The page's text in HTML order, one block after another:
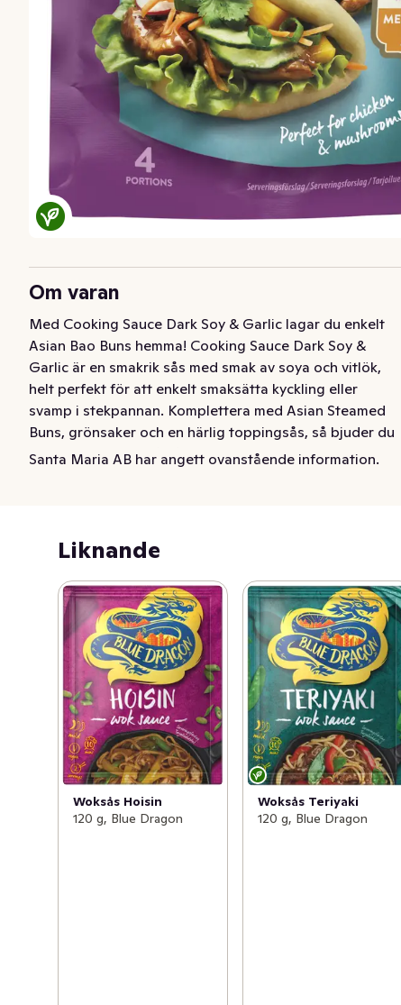
Om varan
Med Cooking Sauce Dark Soy & Garlic lagar du enkelt
Asian Bao Buns hemma! Cooking Sauce Dark Soy &
Garlic är en smakrik sås med smak av soya och vitlök,
helt perfekt för att enkelt smaksätta kyckling eller
svamp i stekpannan. Komplettera med Asian Steamed
Buns, grönsaker och en härlig toppingsås, så bjuder du
familj och vänner på något gott, nytt och spännande! -
Asian Bao Buns hemma! Cooking Sauce Dark Soy &
helt perfekt för att enkelt smaksätta kyckling eller
svamp i stekpannan. Komplettera med Asian Steamed
Buns, grönsaker och en härlig toppingsås, så bjuder du
familj och vänner på något gott, nytt och spännande!
Santa Maria AB har angett ovanstående information.
Liknande
Woksås Hoisin
120 g, Blue Dragon
Woksås Teriyaki
120 g, Blue Dragon